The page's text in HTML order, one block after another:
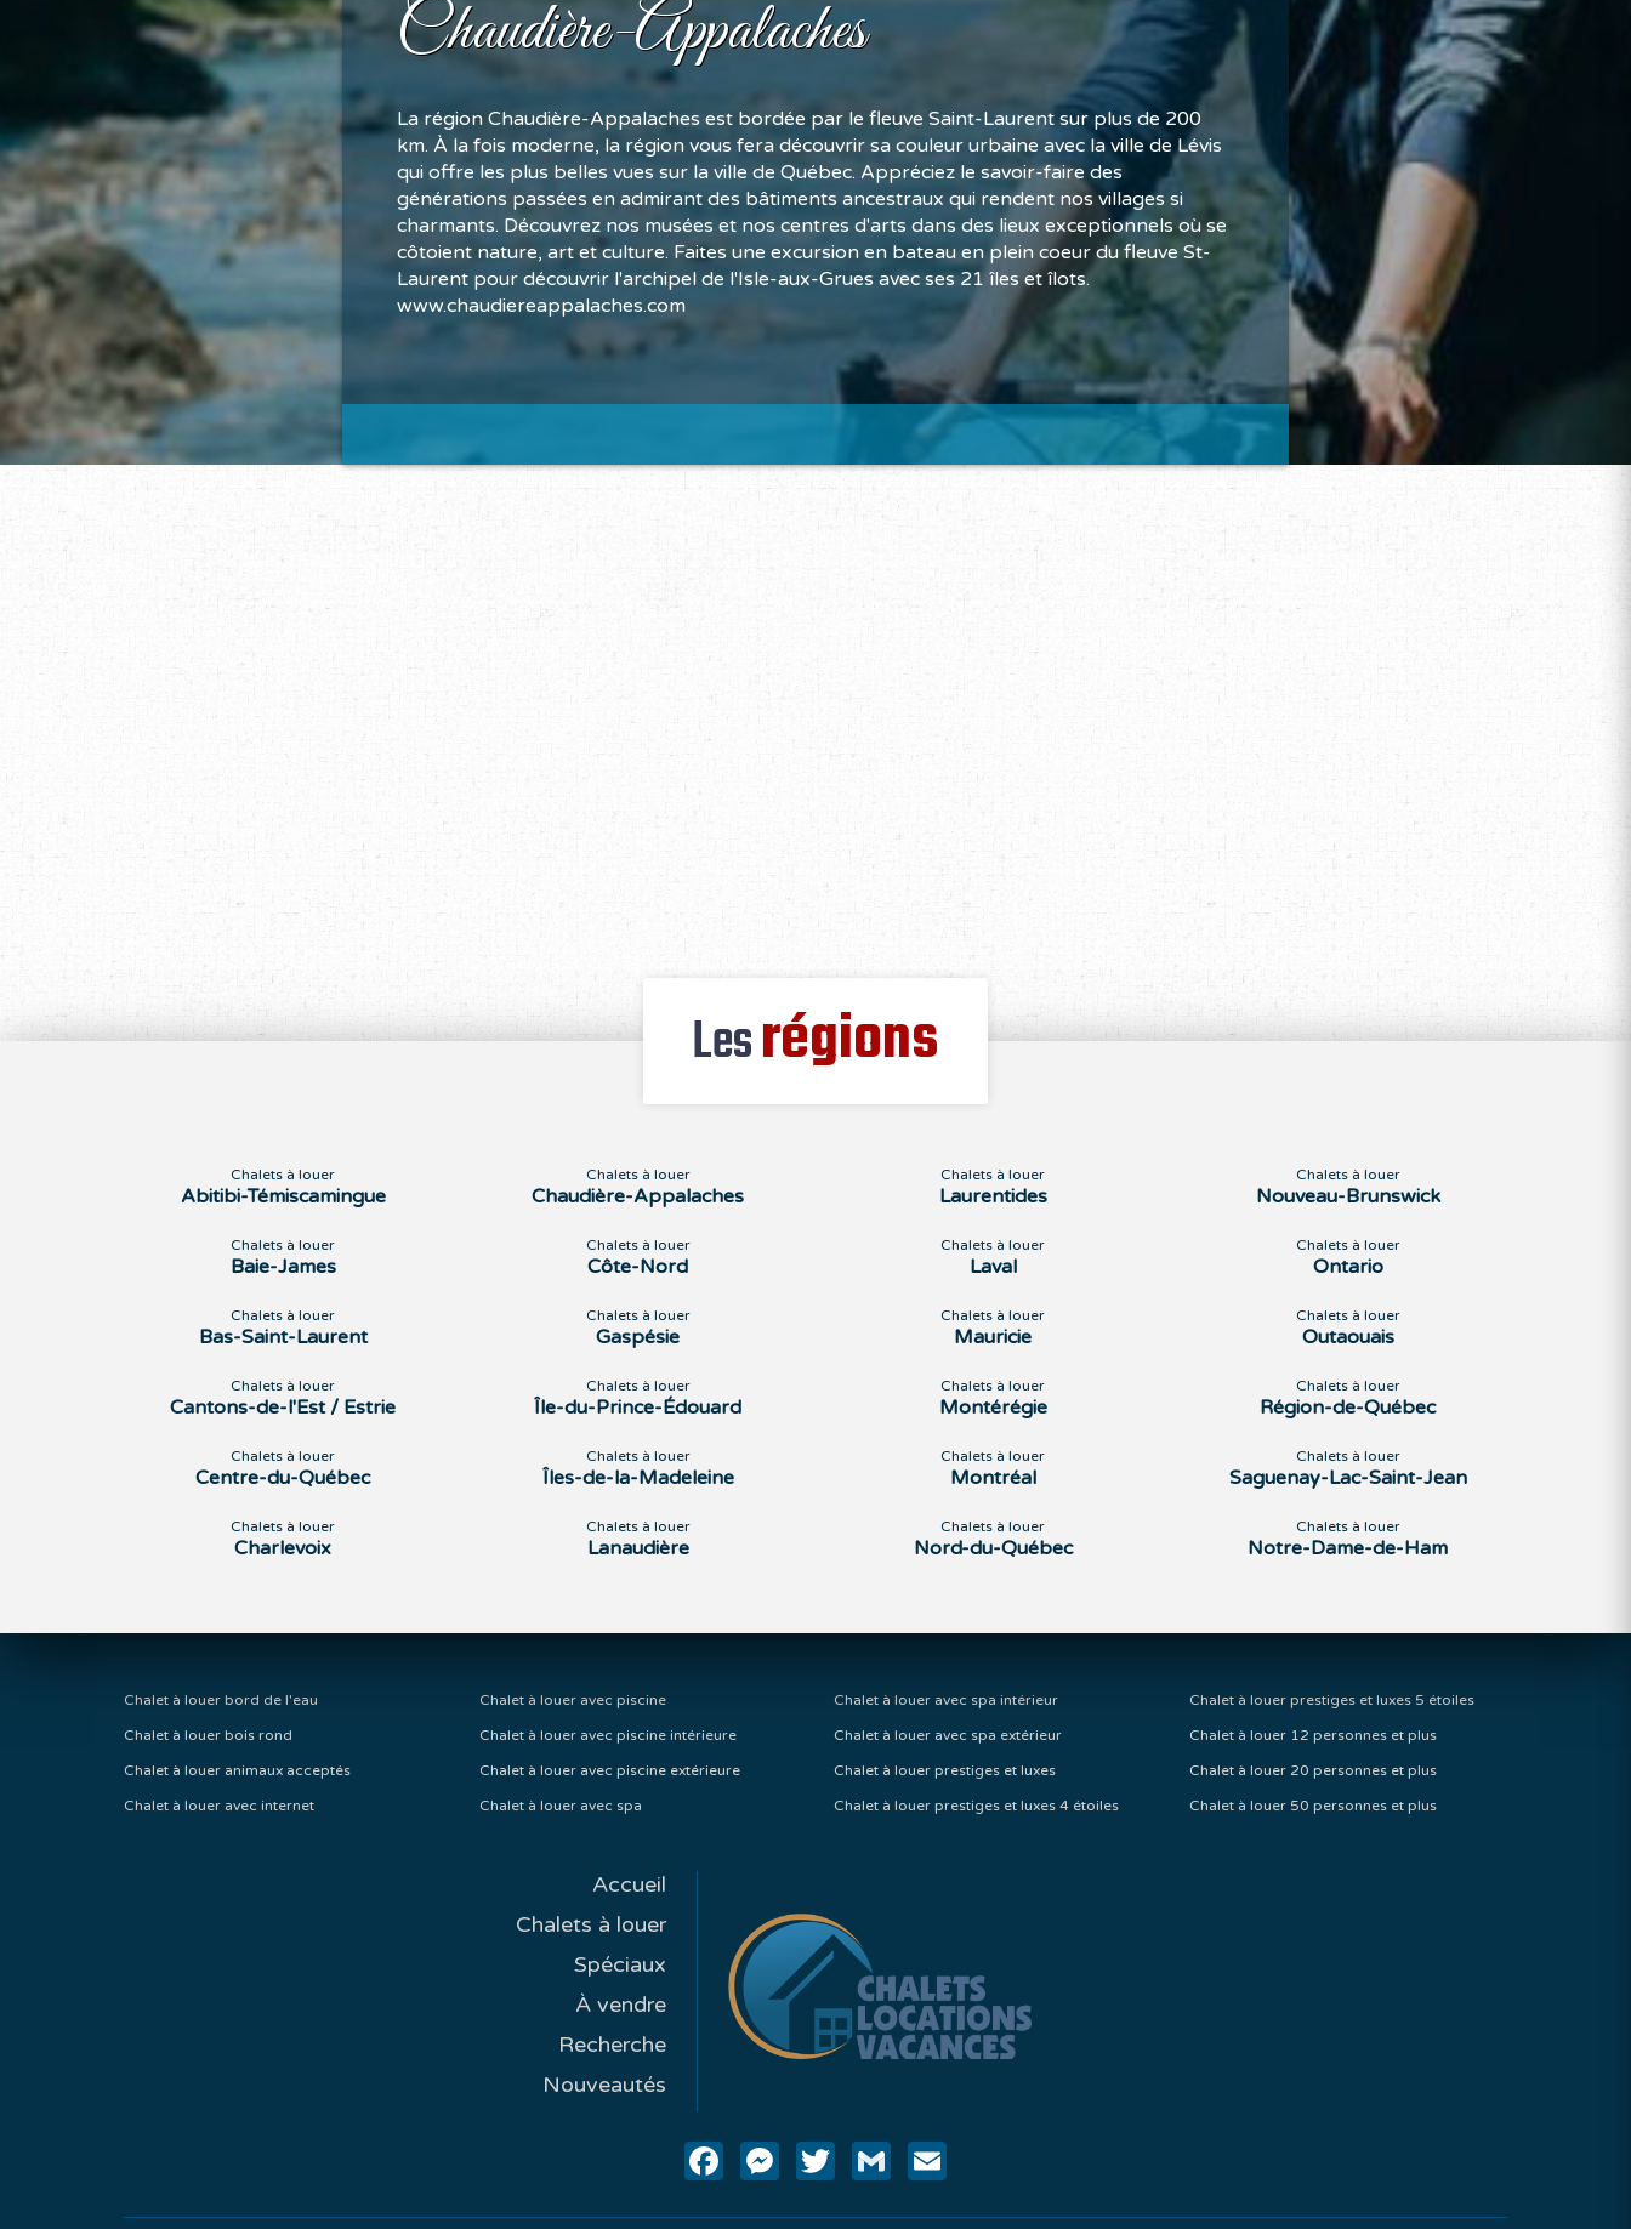
Chaudière-Appalaches
La région Chaudière-Appalaches est bordée par le fleuve Saint-Laurent sur plus de 200
km. À la fois moderne, la région vous fera découvrir sa couleur urbaine avec la ville de Lévis
qui offre les plus belles vues sur la ville de Québec. Appréciez le savoir-faire des
générations passées en admirant des bâtiments ancestraux qui rendent nos villages si
charmants. Découvrez nos musées et nos centres d'arts dans des lieux exceptionnels où se
côtoient nature, art et culture. Faites une excursion en bateau en plein coeur du fleuve St-
Laurent pour découvrir l'archipel de l'Isle-aux-Grues avec ses 21 îles et îlots.
www.chaudiereappalaches.com
Lesrégions
Chalets à louer
Abitibi-Témiscamingue
Chalets à louer
Baie-James
Chalets à louer
Bas-Saint-Laurent
Chalets à louer
Cantons-de-l'Est / Estrie
Chalets à louer
Centre-du-Québec
Chalets à louer
Charlevoix
Chalets à louer
Chaudière-Appalaches
Chalets à louer
Côte-Nord
Chalets à louer
Gaspésie
Chalets à louer
Île-du-Prince-Édouard
Chalets à louer
Îles-de-la-Madeleine
Chalets à louer
Lanaudière
Chalets à louer
Laurentides
Chalets à louer
Laval
Chalets à louer
Mauricie
Chalets à louer
Montérégie
Chalets à louer
Montréal
Chalets à louer
Nord-du-Québec
Chalets à louer
Nouveau-Brunswick
Chalets à louer
Ontario
Chalets à louer
Outaouais
Chalets à louer
Région-de-Québec
Chalets à louer
Saguenay-Lac-Saint-Jean
Chalets à louer
Notre-Dame-de-Ham
Chalet à louer bord de l'eau
Chalet à louer bois rond
Chalet à louer animaux acceptés
Chalet à louer avec internet
Chalet à louer avec piscine
Chalet à louer avec piscine intérieure
Chalet à louer avec piscine extérieure
Chalet à louer avec spa
Chalet à louer avec spa intérieur
Chalet à louer avec spa extérieur
Chalet à louer prestiges et luxes
Chalet à louer prestiges et luxes 4 étoiles
Chalet à louer prestiges et luxes 5 étoiles
Chalet à louer 12 personnes et plus
Chalet à louer 20 personnes et plus
Chalet à louer 50 personnes et plus
Accueil
Chalets à louer
Spéciaux
À vendre
Recherche
Nouveautés
FacebookMessenger
Twitter Gmail